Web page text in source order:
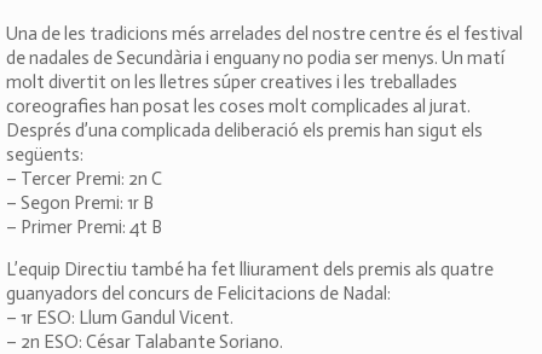
Una de les tradicions més arrelades del nostre centre és el festival
de nadales de Secundària i enguany no podia ser menys. Un matí
molt divertit on les lletres súper creatives i les treballades
coreografies han posat les coses molt complicades al jurat.
Després d’una complicada deliberació els premis han sigut els
següents:
– Tercer Premi: 2n C
– Segon Premi: 1r B
– Primer Premi: 4t B
L’equip Directiu també ha fet lliurament dels premis als quatre
guanyadors del concurs de Felicitacions de Nadal:
– 1r ESO: Llum Gandul Vicent.
– 2n ESO: César Talabante Soriano.